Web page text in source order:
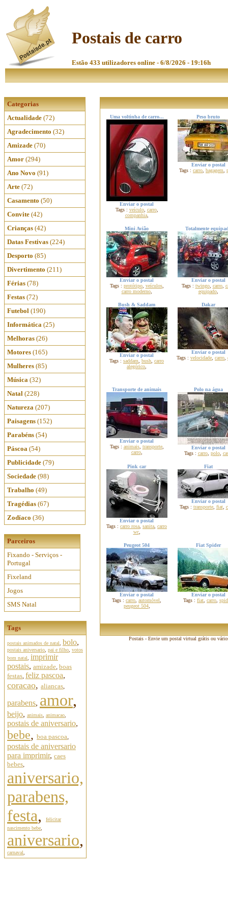
Postais de carro
Estão 433 utilizadores online - 6/8/2026 - 19:16h
Categorias
Actualidade (72)
Agradecimento (32)
Amizade (70)
Amor (294)
Ano Novo (91)
Arte (72)
Casamento (50)
Convite (42)
Crianças (42)
Datas Festivas (224)
Desporto (85)
Divertimento (211)
Férias (78)
Festas (72)
Futebol (190)
Informática (25)
Melhoras (26)
Motores (165)
Mulheres (85)
Música (32)
Natal (228)
Natureza (207)
Paisagens (152)
Parabéns (54)
Páscoa (54)
Publicidade (79)
Sociedade (98)
Trabalho (49)
Tragédias (67)
Zodíaco (36)
Parceiros
Fixando - Serviços -
Portugal
Fixeland
Jogos
SMS Natal
Tags
postais animados de natal bolo,
postais aniversario pai e filho votos
bom natal
imprimir
postais, amizade, boas
festas, feliz pascoa,
coracao, aliancas,
parabens, amor,
beijo, animais animacao
postais de aniversario,
bebe, boa pascoa,
postais de aniversario
para imprimir, caes
bebes,
aniversario,
parabens,
festa,
felicitar
nascimento bebe
aniversario,
carnaval
Uma voltinha de carro...
Enviar o postal
Tags : veículo, carro,
companhia,
Peso bruto
Enviar o postal
Tags : carro bagagem
Mini Avião
Enviar o postal
Tags : protótipo, veículos,
carro moderno,
Totalmente
Enviar o postal
Tags : twingo, carro,
equipado,
Bush & Saddam
Enviar o postal
Tags : saddam bush carro
alegórico
Dakar
Enviar o postal
Tags : velocidade carro
Transporte de animais
Enviar o postal
Tags : animais, transporte,
carro,
Polo na água
Enviar o postal
Tags : carro, polo,
Pink car
Enviar o postal
Tags : carro rosa sanita carro
wc,
Fiat
Enviar o postal
Tags : transporte, fiat,
Peugeot 504
Enviar o postal
Tags : carro automóvel
peugeot 504,
Fiat Spider
Enviar o postal
Tags : fiat carro
Postais - Envie um postal virtual grátis ou